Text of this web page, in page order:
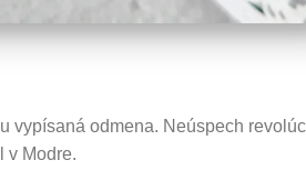
vypísaná odmena. Neúspech
v Modre.